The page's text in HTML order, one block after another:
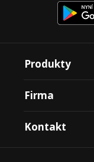
Produkty
Firma
Kontakt